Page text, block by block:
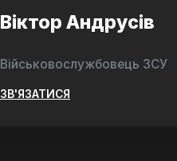
Віктор Андрусів
Військовослужбовець ЗСУ
ЗВ'ЯЗАТИСЯ